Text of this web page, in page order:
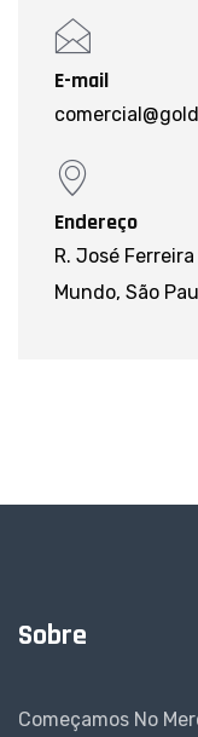
E-mail
Endereço
R. José
Mundo, São
Sobre
Começamos No